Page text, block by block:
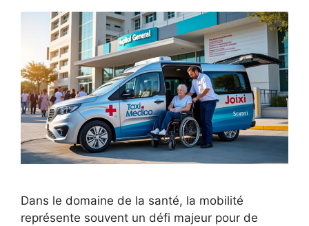
Dans le domaine de la santé, la mobilité
représente souvent un défi majeur pour de